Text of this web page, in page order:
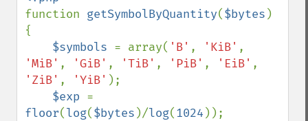
function getSymbolByQuantity($bytes )
{
$symbols = array( 'B' , 'KiB'
'MiB' , 'GiB' , 'TiB' , 'PiB' , 'EiB'
'ZiB' , 'YiB' );
$exp
floor(log($bytes )/log(1024 ));